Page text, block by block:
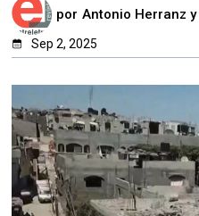
por Antonio Herranz
Sep 2, 2025